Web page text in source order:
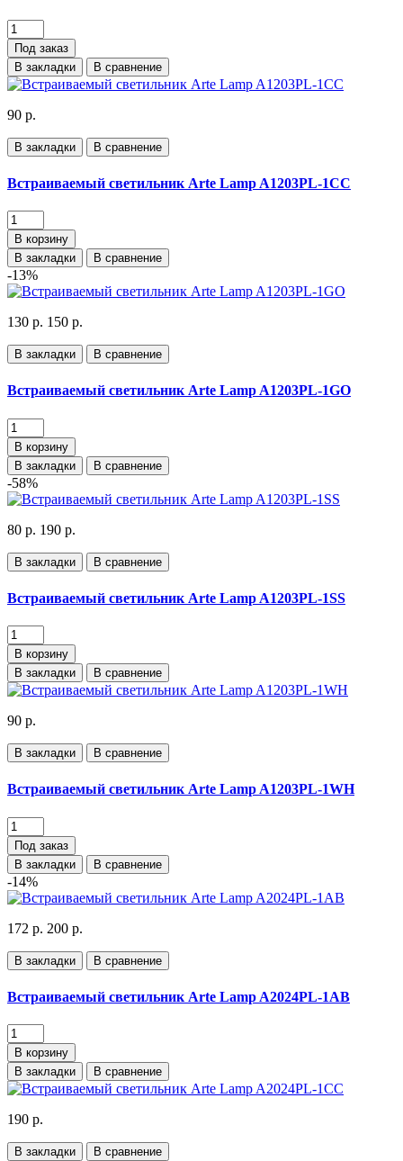
Под заказ
В закладки
В сравнение
90 р.
В закладки В сравнение
Встраиваемый светильник Arte Lamp A1203PL-1CC
В корзину
В закладки
В сравнение
-13%
130 р. 150 р.
В закладки В сравнение
Встраиваемый светильник Arte Lamp A1203PL-1GO
В корзину
В закладки
В сравнение
-58%
80 р. 190 р.
В закладки В сравнение
Встраиваемый светильник Arte Lamp A1203PL-1SS
В корзину
В закладки
В сравнение
90 р.
В закладки В сравнение
Встраиваемый светильник Arte Lamp A1203PL-1WH
Под заказ
В закладки
В сравнение
-14%
172 р. 200 р.
В закладки В сравнение
Встраиваемый светильник Arte Lamp A2024PL-1AB
В корзину
В закладки
В сравнение
190 р.
В закладки В сравнение